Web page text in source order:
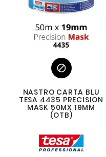

NASTRO CARTA BLU
TESA 4435 PRECISION
MASK 50MX 19MM
(OTB)